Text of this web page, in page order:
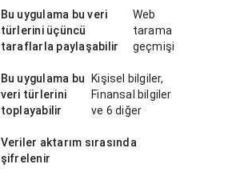
Bu uygulama bu veri
türlerini üçüncü
taraflarla paylaşabilir
Web
tarama
geçmişi
Bu uygulama bu
veri türlerini
toplayabilir
Kişisel bilgiler,
Finansal bilgiler
ve 6 diğer
Veriler aktarım sırasında
şifrelenir